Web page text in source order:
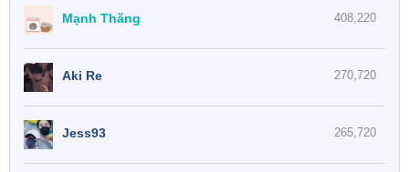
408,220
Mạnh Thăng
270,720
Aki Re
265,720
Jess93